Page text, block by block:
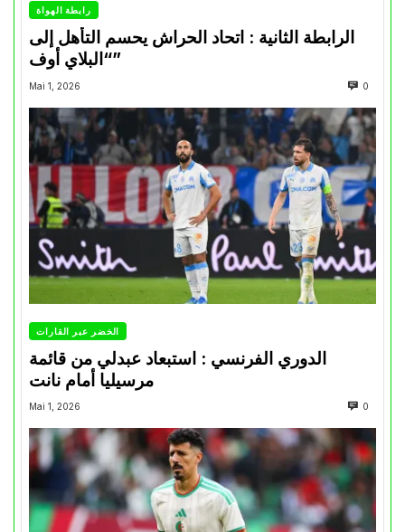
رابطة الهواة
الرابطة الثانية : اتحاد الحراش يحسم التأهل إلى
“البلاي أوف”
Mai 1, 2026 0
الخضر عبر القارات
الدوري الفرنسي : استبعاد عبدلي من قائمة
مرسيليا أمام نانت
Mai 1, 2026 0